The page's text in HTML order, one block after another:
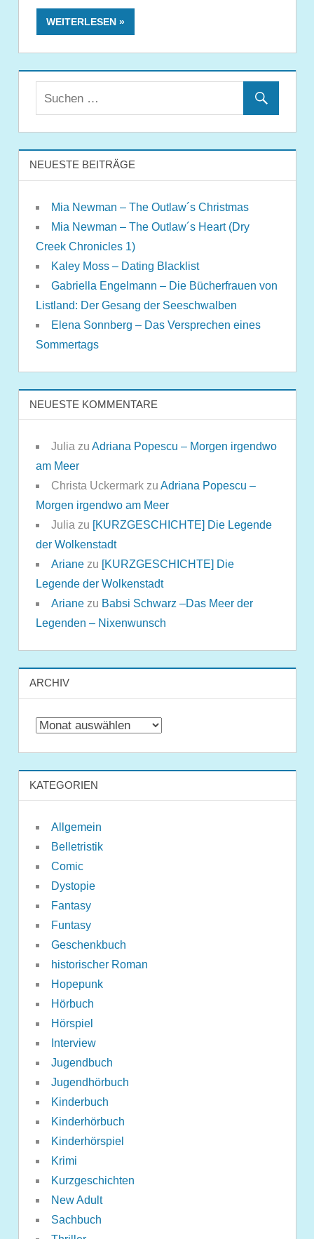
WEITERLESEN
NEUESTE BEITRÄGE
Mia Newman – The Outlaw´s Christmas
Mia Newman – The Outlaw´s Heart (Dry
Creek Chronicles 1)
Kaley Moss – Dating Blacklist
Gabriella Engelmann – Die Bücherfrauen von
Listland: Der Gesang der Seeschwalben
Elena Sonnberg – Das Versprechen eines
Sommertags
NEUESTE KOMMENTARE
Julia zu Adriana Popescu – Morgen irgendwo
am Meer
Christa Uckermarkzu Adriana Popescu –
Morgen irgendwo am Meer
Julia zu [KURZGESCHICHTE] Die Legende
der Wolkenstadt
Arianezu [KURZGESCHICHTE] Die
Legende der Wolkenstadt
Arianezu Babsi Schwarz –Das Meer der
Legenden – Nixenwunsch
ARCHIV
Archiv
KATEGORIEN
Allgemein
Belletristik
Comic
Dystopie
Fantasy
Funtasy
Geschenkbuch
historischer Roman
Hopepunk
Hörbuch
Hörspiel
Interview
Jugendbuch
Jugendhörbuch
Kinderbuch
Kinderhörbuch
Kinderhörspiel
Krimi
Kurzgeschichten
New Adult
Sachbuch